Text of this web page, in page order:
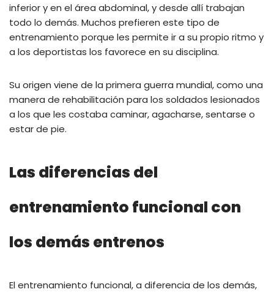
inferior y en el área abdominal, y desde allí trabajan
todo lo demás. Muchos prefieren este tipo de
entrenamiento porque les permite ir a su propio ritmo y
a los deportistas los favorece en su disciplina.
Su origen viene de la primera guerra mundial, como una
manera de rehabilitación para los soldados lesionados
a los que les costaba caminar, agacharse, sentarse o
estar de pie.
Las diferencias del
entrenamiento funcional con
los demás entrenos
El entrenamiento funcional, a diferencia de los demás,